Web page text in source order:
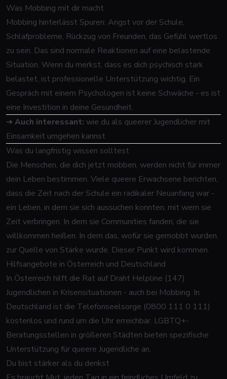
Was Mobbing mit dir macht
Mobbing hinterlässt Spuren: Angst vor der Schule,
Schlafprobleme, Rückzug von Freunden, das Gefühl wertlos
zu sein. Das sind normale Reaktionen auf eine belastende
Situation. Wenn du merkst, dass es dich psychisch stark
belastet, ist professionelle Unterstützung wichtig. Ein
Gespräch mit einem Psychologen ist keine Schwäche - es ist
eine Investition in deine Gesundheit.
➜ Auch interessant: wie du als queerer Jugendlicher mit
Einsamkeit umgehen kannst
Was du langfristig wissen solltest
Die Menschen, die dich jetzt mobben, werden nicht für immer
dein Leben bestimmen. Viele queere Erwachsene berichten,
dass die Zeit nach der Schule ein radikaler Neuanfang war -
ein Leben, in dem sie sich aussuchen konnten, mit wem sie
Zeit verbringen. In dem sie Communities fanden, die sie
willkommen heißen. In dem das, wofür sie gemobbt wurden,
zur Quelle von Stärke wurde. Dieser Punkt wird kommen.
Hilfsangebote in Österreich und Deutschland
In Österreich hilft die Rat auf Draht Helpline (147)
Jugendlichen in Krisensituationen - auch bei Mobbing. In
Deutschland ist die Telefonseelsorge (0800 111 0 111)
kostenlos und rund um die Uhr erreichbar. LGBTQ+-
Beratungsstellen in größeren Städten bieten spezifische
Unterstützung für queere Jugendliche an.
Du bist stärker als du denkst